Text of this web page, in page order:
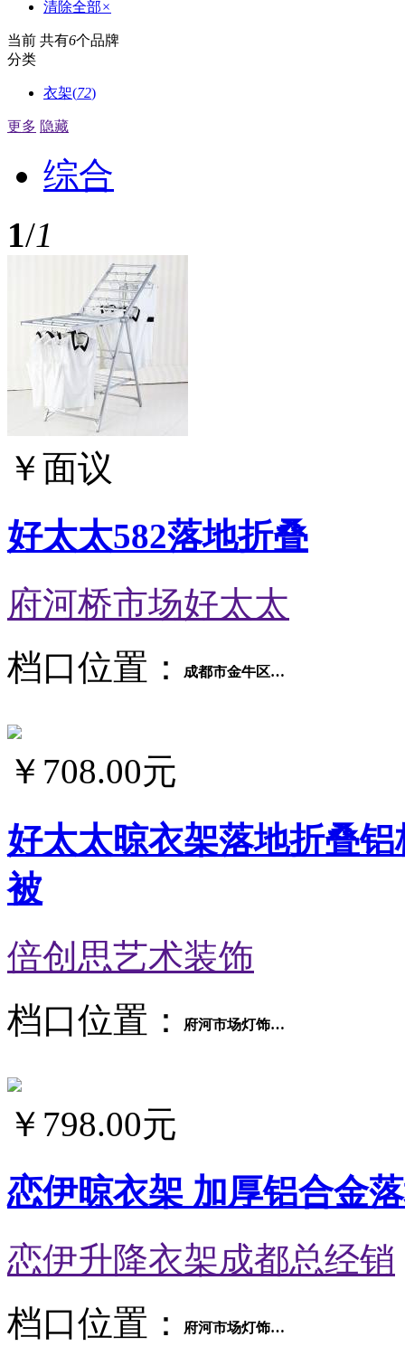
清除全部×
当前 共有6个品牌
分类
衣架(72)
更多 隐藏
综合
1/1
￥面议
好太太582落地折叠
府河桥市场好太太
档口位置：
成都市金牛区府河桥市场府河大道8区2号
￥ 708.00元
好太太晾衣架落地折叠
被
倍创思艺术装饰
档口位置：
府河市场灯饰交易区五金厨卫3厅18号
￥ 798.00元
恋伊晾衣架 加厚铝合金
恋伊升降衣架成都总经销
档口位置：
府河市场灯饰交易区五金厨卫4厅14号